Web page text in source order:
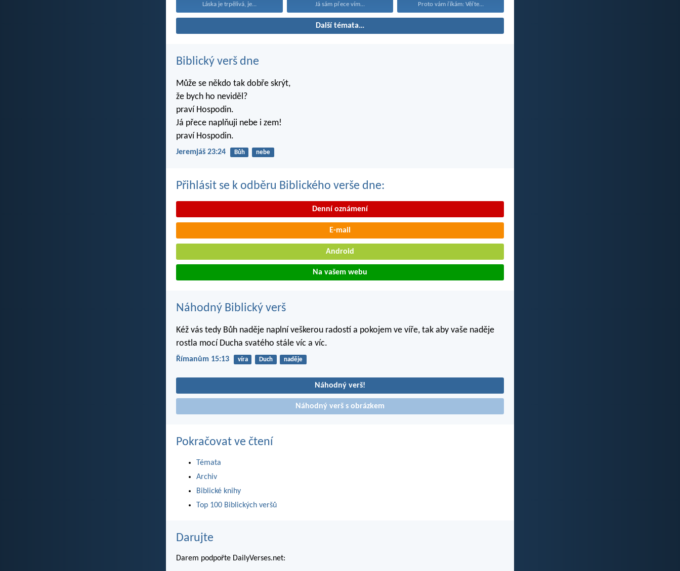
Láska je trpělivá, je... Já sám přece vím... Proto vám říkám: Věřte...
Další témata…
Biblický verš dne
Může se někdo tak dobře skrýt,
že bych ho neviděl?
praví Hospodin.
Já přece naplňuji nebe i zem!
praví Hospodin.
Jeremjáš 23:24 Bůh nebe
Přihlásit se k odběru Biblického verše dne:
Denní oznámení
E-mail
Android
Na vašem webu
Náhodný Biblický verš
Kéž vás tedy Bůh naděje naplní veškerou radostí a pokojem ve víře, tak aby vaše naděje
rostla mocí Ducha svatého stále víc a víc.
Římanům 15:13 víra Duch naděje
Náhodný verš!
Náhodný verš s obrázkem
Pokračovat ve čtení
Témata
Archiv
Biblické knihy
Top 100 Biblických veršů
Darujte
Darem podpořte DailyVerses.net: